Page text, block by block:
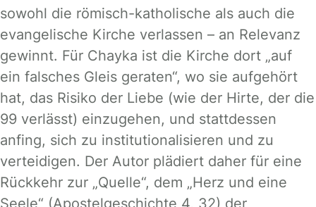
sowohl die römisch-katholische als auch die
evangelische Kirche verlassen – an Relevanz
gewinnt. Für Chayka ist die Kirche dort „auf
ein falsches Gleis geraten“, wo sie aufgehört
hat, das Risiko der Liebe (wie der Hirte, der die
99 verlässt) einzugehen, und stattdessen
anfing, sich zu institutionalisieren und zu
verteidigen. Der Autor plädiert daher für eine
Rückkehr zur „Quelle“, dem „Herz und eine
Seele“ (Apostelgeschichte 4, 32) der